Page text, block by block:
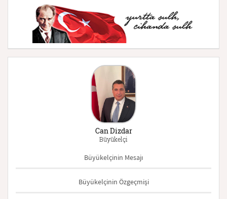
Can Dizdar
Büyükelçi
Büyükelçinin Mesajı
Büyükelçinin Özgeçmişi